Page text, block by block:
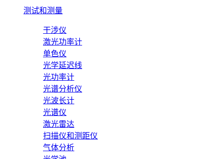
测试和测量
干涉仪
激光功率计
单色仪
光学延迟线
光功率计
光谱分析仪
光波长计
光谱仪
激光雷达
扫描仪和测距仪
气体分析